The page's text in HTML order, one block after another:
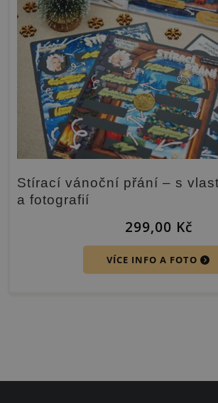
Stírací vánoční přání – s
a fotografií
299,00 Kč
VÍCE INFO A FOTO